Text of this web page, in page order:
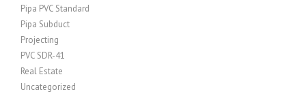
Pipa PVC Standard
Pipa Subduct
Projecting
PVC SDR-41
Real Estate
Uncategorized